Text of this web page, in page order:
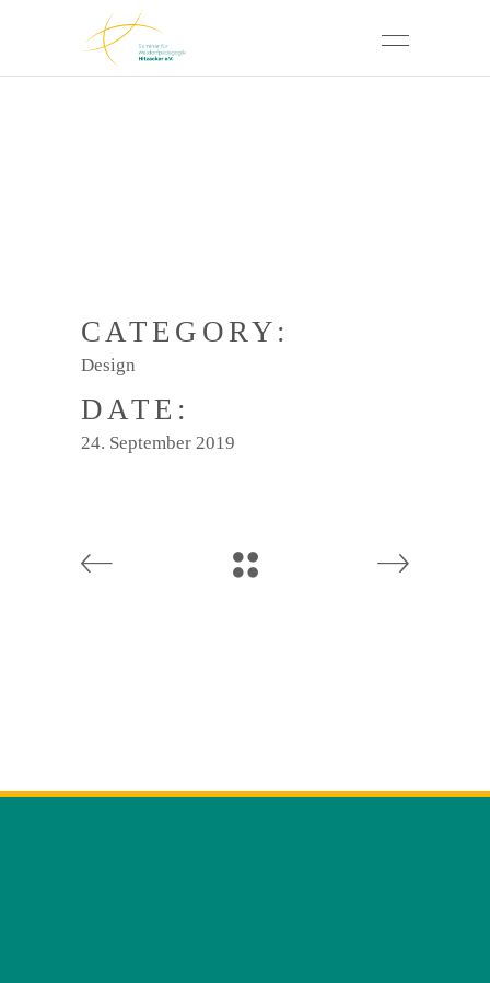
CATEGORY:
Design
DATE:
24. September 2019